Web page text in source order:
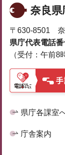
奈良県
〒630-8501
県庁代表電話番
（受付：午前8
県庁各課室
庁舎案内